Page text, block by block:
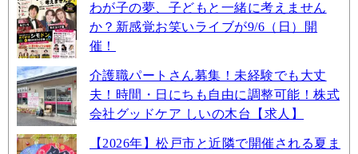
わが子の夢、子どもと一緒に考えません
か？新感覚お笑いライブが9/6（日）開
催！
介護職パートさん募集！未経験でも大丈
夫！時間・日にちも自由に調整可能！株式
会社グッドケア しいの木台【求人】
【2026年】松戸市と近隣で開催される夏ま